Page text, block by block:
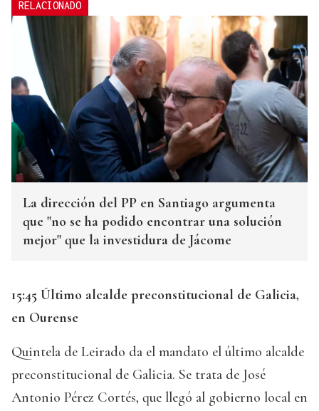
RELACIONADO
La dirección del PP en Santiago argumenta
que "no se ha podido encontrar una solución
mejor" que la investidura de Jácome
15:45 Último alcalde preconstitucional de Galicia,
en Ourense
Quintela de Leirado da el mandato el último alcalde
preconstitucional de Galicia. Se trata de José
Antonio Pérez Cortés, que llegó al gobierno local en